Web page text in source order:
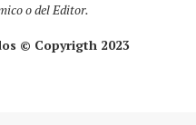
o del Editor.
© Copyrigth 2023